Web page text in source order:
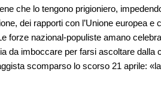
che lo tengono prigioniero,
dei rapporti con l’Unione europea e
forze nazional-populiste amano
da imboccare per farsi ascoltare
scomparso lo scorso 21 aprile: